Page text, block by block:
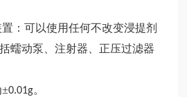
：可以使用任何不改变浸提剂
蠕动泵、注射器、正压过滤器
±0.01g。